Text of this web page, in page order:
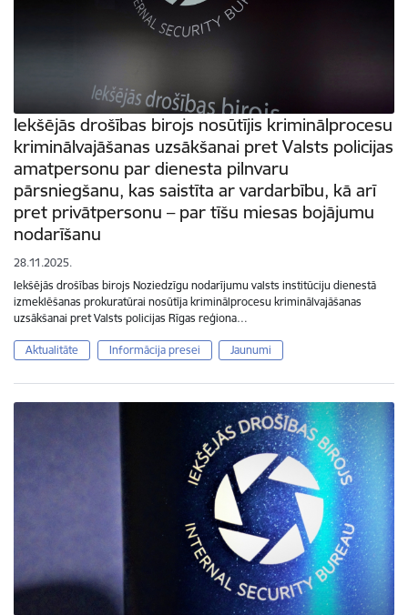
Iekšējās drošības birojs nosūtījis kriminālprocesu
kriminālvajāšanas uzsākšanai pret Valsts policijas
amatpersonu par dienesta pilnvaru
pārsniegšanu, kas saistīta ar vardarbību, kā arī
pret privātpersonu – par tīšu miesas bojājumu
nodarīšanu
28.11.2025.
Iekšējās drošības birojs Noziedzīgu nodarījumu valsts institūciju dienestā
izmeklēšanas prokuratūrai nosūtīja kriminālprocesu kriminālvajāšanas
uzsākšanai pret Valsts policijas Rīgas reģiona…
Aktualitāte Informācija presei Jaunumi